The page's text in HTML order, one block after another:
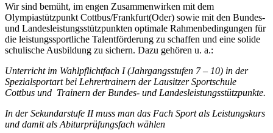
Wir sind bemüht, im engen Zusammenwirken mit dem
Olympiastützpunkt Cottbus/Frankfurt(Oder) sowie mit den Bundes-
und Landesleistungsstützpunkten optimale Rahmenbedingungen für
die leistungssportliche Talentförderung zu schaffen und eine solide
schulische Ausbildung zu sichern. Dazu gehören u. a.:
Unterricht im Wahlpflichtfach I (Jahrgangsstufen 7 – 10) in der
Spezialsportart bei Lehrertrainern der Lausitzer Sportschule
Cottbus und Trainern der Bundes- und Landesleistungsstützpunkte.
In der Sekundarstufe II muss man das Fach Sport als Leistungskurs
und damit als Abiturprüfungsfach wählen